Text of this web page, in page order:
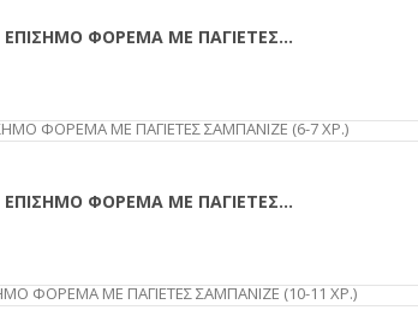
ΕΠΙΣΗΜΟ ΦΟΡΕΜΑ ΜΕ ΠΑΓΙΕΤΕΣ...
ΕΠΙΣΗΜΟ ΦΟΡΕΜΑ ΜΕ ΠΑΓΙΕΤΕΣ...